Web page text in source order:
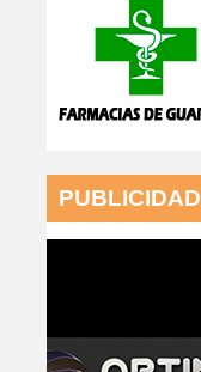
PUBLICIDAD